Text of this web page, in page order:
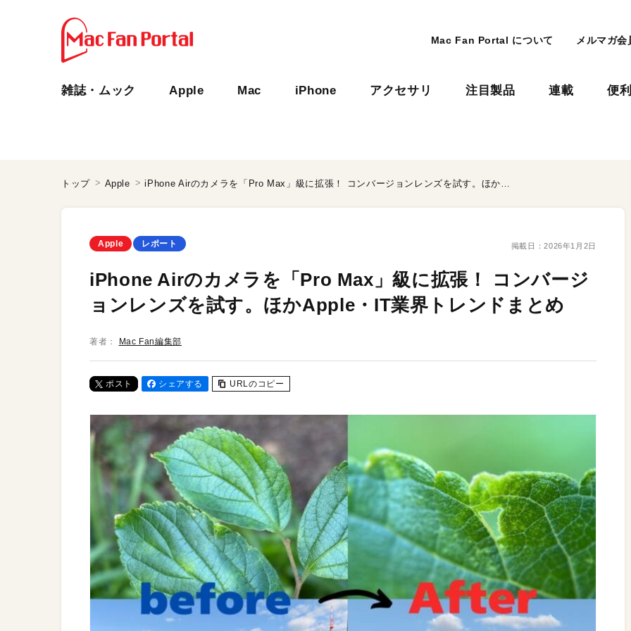
Mac Fan Portal について メルマガ会
雑誌・ムック Apple Mac iPhone アクセサリ 注目製品 連載 便
トップ Apple iPhone Airのカメラを「Pro Max」級に拡張！ コンバージョンレンズを試す。ほかApple・IT業界トレンドまとめ
Apple レポート 掲載日：2026年1月2日
iPhone Airのカメラを「Pro Max」級に拡張！ コンバージ
ョンレンズを試す。ほかApple・IT業界トレンドまとめ
著者： Mac Fan編集部
ポスト シェアする URLのコピー